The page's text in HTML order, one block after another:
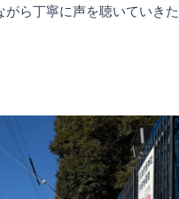
ら丁寧に声を聴いていき